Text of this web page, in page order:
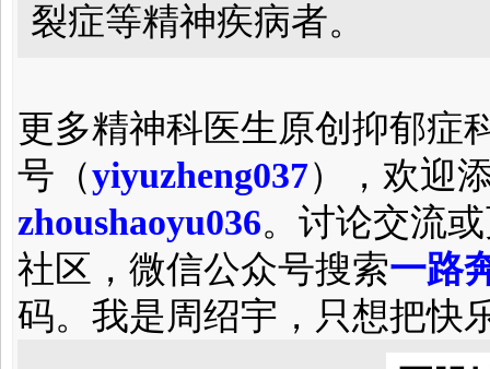
裂症等精神疾病者。
更多精神科医生原创抑郁症
号（yiyuzheng037），欢迎
zhoushaoyu036。讨论交流
社区，微信公众号搜索一路
码。我是周绍宇，只想把快